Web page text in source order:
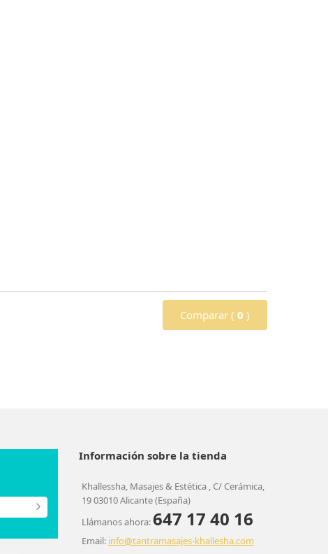
Comparar ( 0 )
Información sobre la tienda
Khallessha, Masajes & Estética , C/ Cerámica,
19 03010 Alicante (España)
Llámanos ahora:647 17 40 16
Email: info@tantramasajes-khallesha.com